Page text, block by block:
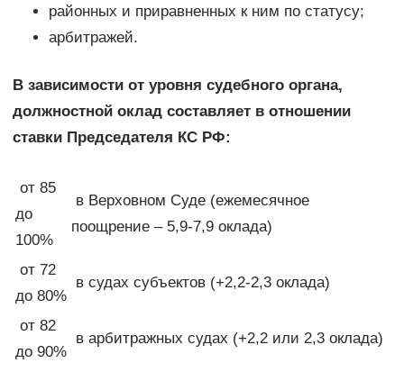
районных и приравненных к ним по статусу;
арбитражей.
В зависимости от уровня судебного органа,
должностной оклад составляет в отношении
ставки Председателя КС РФ:
от 85
до
100%
в Верховном Суде (ежемесячное
поощрение – 5,9-7,9 оклада)
от 72
до 80%
в судах субъектов (+2,2-2,3 оклада)
от 82
до 90%
в арбитражных судах (+2,2 или 2,3 оклада)